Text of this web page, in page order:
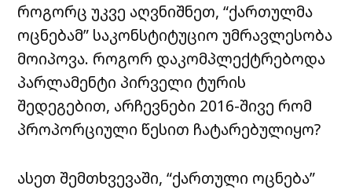
როგორც უკვე აღვნიშნეთ, “ქართულმა
ოცნებამ” საკონსტიტუციო უმრავლესობა
მოიპოვა. როგორ დაკომპლექტრებოდა
პარლამენტი პირველი ტურის
შედეგებით, არჩევნები 2016-შივე რომ
პროპორციული წესით ჩატარებულიყო?
ასეთ შემთხვევაში, “ქართული ოცნება”